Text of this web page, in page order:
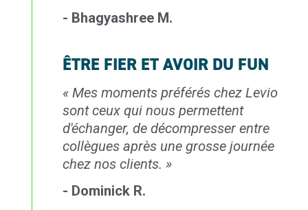
- Bhagyashree M.
ÊTRE FIER ET AVOIR DU FUN
« Mes moments préférés chez Levio
sontceux qui nous permettent
d'échanger, de décompresser entre
collègues après une grosse journée
chez nos clients. »
- Dominick R.